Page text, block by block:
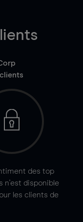
des top
n'est disponible
les clients de